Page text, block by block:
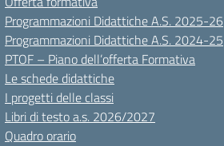
Programmazioni Didattiche A.S. 2025-26
Programmazioni Didattiche A.S. 2024-25
PTOF – Piano dell’offerta Formativa
Le schede didattiche
I progetti delle classi
Libri di testo a.s. 2026/2027
Quadro orario